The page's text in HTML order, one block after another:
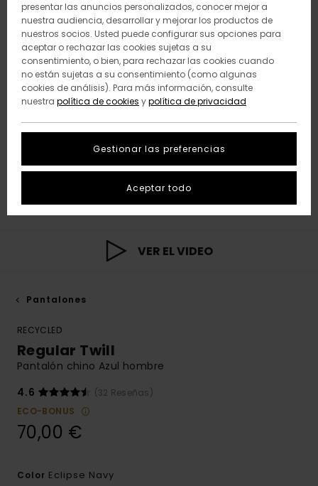
VER EL VIDEO
Pantalones
RECYCLED
Regular Twill
Pantalón chino Azul hombre
4.6
(32 Reseñas)
ECO-BONUS
70,00 €
Color Eclipse Navy
presentar las anuncios personalizados, conocer mejor a
nuestra audiencia, desarrollar y mejorar los productos de
nuestros socios. Usted puede configurar sus opciones para
aceptar o rechazar las cookies sujetas a su
consentimiento, o bien, para rechazar las cookies cuando
no están sujetas a su consentimiento (como algunas
cookies de análisis). Para más información, consulte
nuestra política de cookies ypolítica de privacidad
Gestionar las preferencias
Aceptar todo